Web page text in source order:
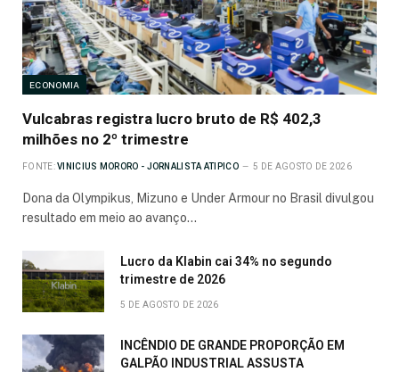
ECONOMIA
Vulcabras registra lucro bruto de R$ 402,3
milhões no 2º trimestre
FONTE: VINICIUS MORORO - JORNALISTA ATIPICO 5 DE AGOSTO DE 2026
Dona da Olympikus, Mizuno e Under Armour no Brasil divulgou
resultado em meio ao avanço…
Lucro da Klabin cai 34% no segundo
trimestre de 2026
5 DE AGOSTO DE 2026
INCÊNDIO DE GRANDE PROPORÇÃO EM
GALPÃO INDUSTRIAL ASSUSTA